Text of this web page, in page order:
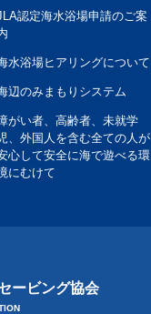
認定海水浴場申請のご案
水浴場ヒアリングについて
辺のみまもりシステム
がい者、高齢者、未就学
、外国人を含む全ての人が
心して安全に海で遊べる環
にむけて
ービング協会